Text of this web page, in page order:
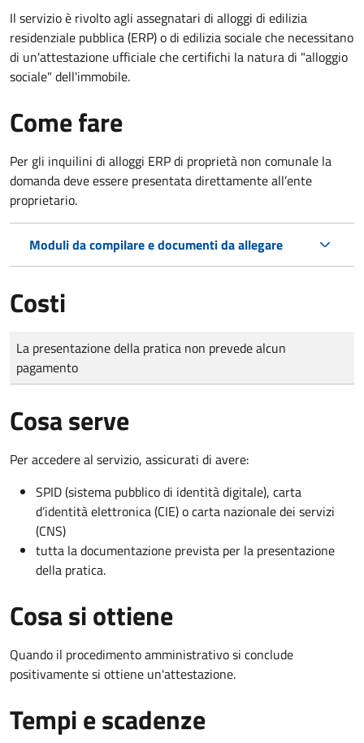
Il servizio è rivolto agli assegnatari di alloggi di edilizia
residenziale pubblica (ERP) o di edilizia sociale che necessitano
di un'attestazione ufficiale che certifichi la natura di "alloggio
sociale" dell'immobile.
Come fare
Per gli inquilini di alloggi ERP di proprietà non comunale la
domanda deve essere presentata direttamente all’ente
proprietario.
Moduli da compilare e documenti da allegare
Costi
Tipo di pagamento
Importo
La presentazione della pratica non prevede alcun
pagamento
Cosa serve
Per accedere al servizio, assicurati di avere:
SPID (sistema pubblico di identità digitale), carta
d’identità elettronica (CIE) o carta nazionale dei servizi
(CNS)
tutta la documentazione prevista per la presentazione
della pratica.
Cosa si ottiene
Quando il procedimento amministrativo si conclude
positivamente si ottiene un'attestazione.
Tempi e scadenze